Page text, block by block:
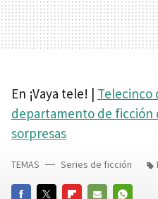
En ¡Vaya tele! | Telecinco
departamento de ficción
sorpresas
TEMAS Series de ficción